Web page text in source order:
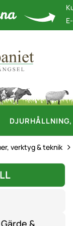
verktyg & teknik
&